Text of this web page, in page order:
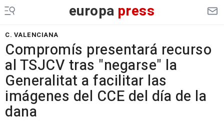
europa press
C. VALENCIANA
Compromís presentará recurso
al TSJCV tras "negarse" la
Generalitat a facilitar las
imágenes del CCE del día de la
dana